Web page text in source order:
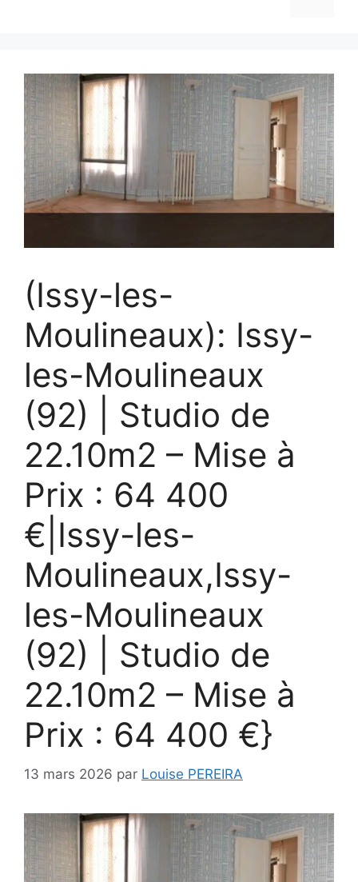
(Issy-les-
Moulineaux): Issy-
les-Moulineaux
(92) | Studio de
22.10m2 – Mise à
Prix : 64 400
€|Issy-les-
Moulineaux,Issy-
les-Moulineaux
(92) | Studio de
22.10m2 – Mise à
Prix : 64 400 €}
13 mars 2026 par Louise PEREIRA